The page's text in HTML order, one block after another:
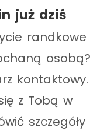
już dziś
randkowe
osobą?
kontaktowy.
z Tobą w
szczegóły